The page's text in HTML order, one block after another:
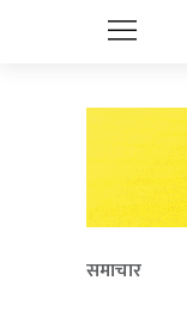
समाचार